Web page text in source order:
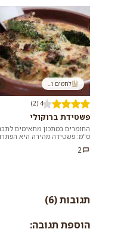
לחמים ו...
4 (2)
פשטידת ברוקולי
ס"מ: פשטידה מהירה היא
2
תגובות (6)
הוספת תגובה: